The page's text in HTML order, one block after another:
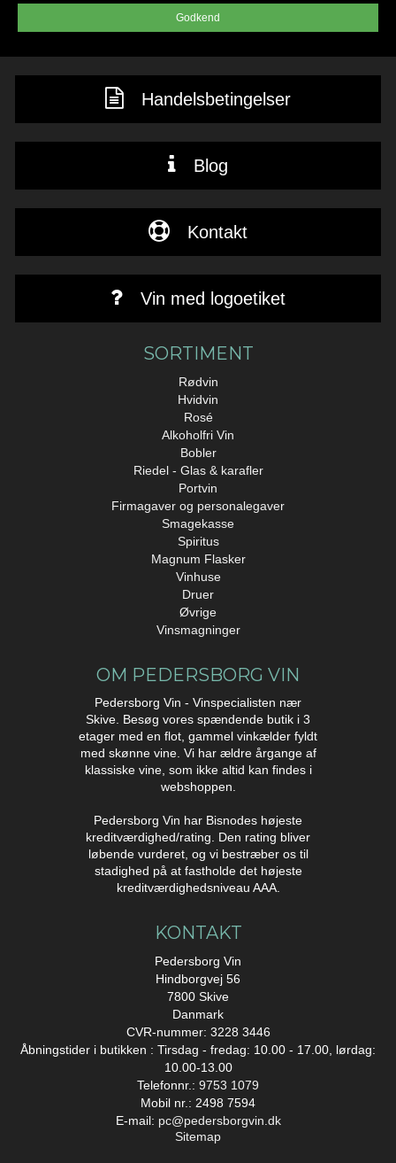
Godkend
Handelsbetingelser
Blog
Kontakt
Vin med logoetiket
SORTIMENT
Rødvin
Hvidvin
Rosé
Alkoholfri Vin
Bobler
Riedel - Glas & karafler
Portvin
Firmagaver og personalegaver
Smagekasse
Spiritus
Magnum Flasker
Vinhuse
Druer
Øvrige
Vinsmagninger
OM PEDERSBORG VIN
Pedersborg Vin - Vinspecialisten nær
Skive. Besøg vores spændende butik i 3
etager med en flot, gammel vinkælder fyldt
med skønne vine. Vi har ældre årgange af
klassiske vine, som ikke altid kan findes i
webshoppen.
Pedersborg Vin har Bisnodes højeste
kreditværdighed/rating. Den rating bliver
løbende vurderet, og vi bestræber os til
stadighed på at fastholde det højeste
kreditværdighedsniveau AAA.
KONTAKT
Pedersborg Vin
Hindborgvej 56
7800 Skive
Danmark
CVR-nummer: 3228 3446
Åbningstider i butikken : Tirsdag - fredag: 10.00 - 17.00, lørdag:
10.00-13.00
Telefonnr.: 9753 1079
Mobil nr.: 2498 7594
E-mail: pc@pedersborgvin.dk
Sitemap